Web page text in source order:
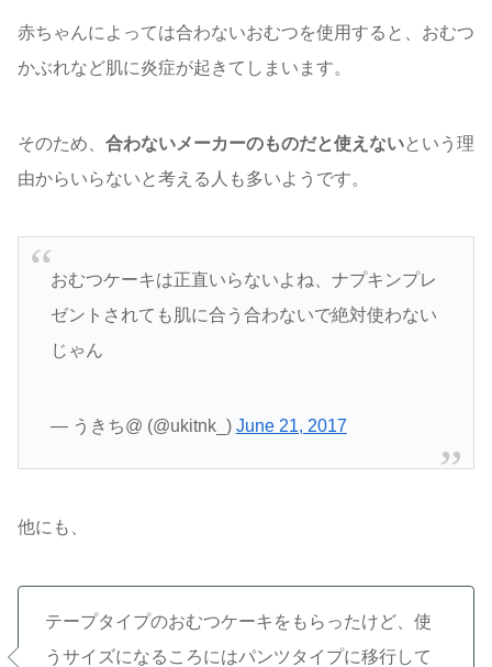
赤ちゃんによっては合わないおむつを使用すると、おむつ
かぶれなど肌に炎症が起きてしまいます。
そのため、 合わないメーカーのものだと使えないという理
由からいらないと考える人も多いようです。
おむつケーキは正直いらないよね、ナプキンプレ
ゼントされても肌に合う合わないで絶対使わない
じゃん
— うきち@ (@ukitnk_) June 21, 2017
他にも、
テープタイプのおむつケーキをもらったけど、使
うサイズになるころにはパンツタイプに移行して